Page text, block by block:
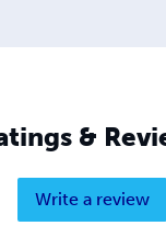
&
Write a review